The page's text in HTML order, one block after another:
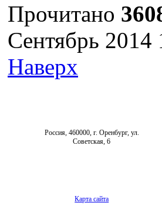
Прочитано
Сентябрь 2014
Наверх
Россия, 460000, г. Оренбург, ул.
Советская, 6
Карта сайта